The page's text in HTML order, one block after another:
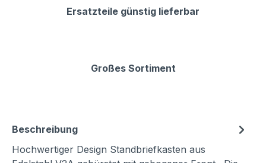
Ersatzteile günstig lieferbar
Großes Sortiment
Beschreibung
Hochwertiger Design Standbriefkasten aus